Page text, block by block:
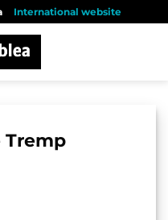
International website
Tremp